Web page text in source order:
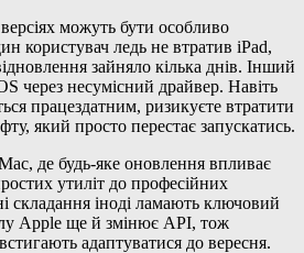
можуть бути особливо
користувач ледь не втратив iPad,
зайняло кілька днів. Інший
через несумісний драйвер. Навіть
працездатним, ризикуєте втратити
який просто перестає запускатись.
де будь-яке оновлення впливає
утиліт до професійних
складання іноді ламають ключовий
Apple ще й змінює API, тож
адаптуватися до вересня.